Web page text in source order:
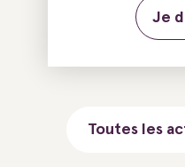
Toutes les
Je